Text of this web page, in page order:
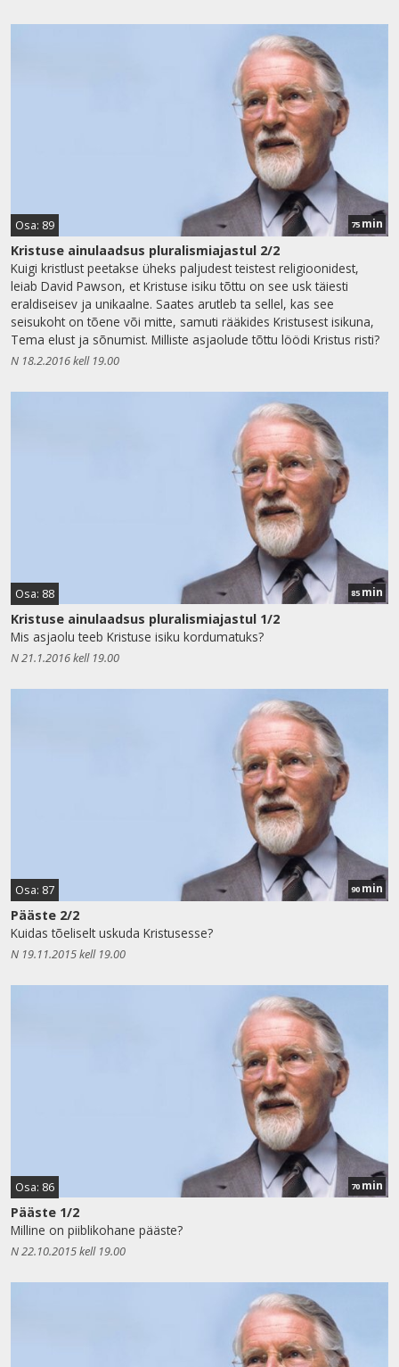
Osa: 89 75 min
Kristuse ainulaadsus pluralismiajastul 2/2
Kuigi kristlust peetakse üheks paljudest teistest religioonidest,
leiab David Pawson, et Kristuse isiku tõttu on see usk täiesti
eraldiseisev ja unikaalne. Saates arutleb ta sellel, kas see
seisukoht on tõene või mitte, samuti rääkides Kristusest isikuna,
Tema elust ja sõnumist. Milliste asjaolude tõttu löödi Kristus risti?
N 18.2.2016 kell 19.00
Osa: 88 85 min
Kristuse ainulaadsus pluralismiajastul 1/2
Mis asjaolu teeb Kristuse isiku kordumatuks?
N 21.1.2016 kell 19.00
Osa: 87 90 min
Pääste 2/2
Kuidas tõeliselt uskuda Kristusesse?
N 19.11.2015 kell 19.00
Osa: 86 70 min
Pääste 1/2
Milline on piiblikohane pääste?
N 22.10.2015 kell 19.00